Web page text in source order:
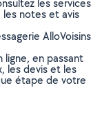
les services
notes et avis
AlloVoisins
en passant
les devis et les
étape de votre